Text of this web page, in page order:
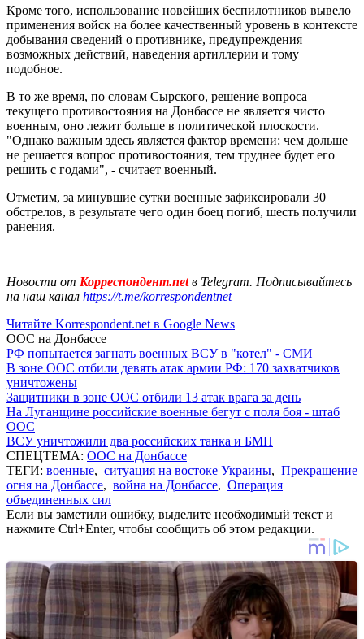
Кроме того, использование новейших беспилотников вывело
применения войск на более качественный уровень в контексте
добывания сведений о противнике, предупреждения
возможных действий, наведения артиллерии и тому
подобное.
В то же время, по словам Сырского, решение вопроса
текущего противостояния на Донбассе не является чисто
военным, оно лежит больше в политической плоскости.
"Однако важным здесь является фактор времени: чем дольше
не решается вопрос противостояния, тем труднее будет его
решить с годами", - считает военный.
Отметим, за минувшие сутки военные зафиксировали 30
обстрелов, в результате чего один боец погиб, шесть получили
ранения.
Новости от Корреспондент.netв Telegram. Подписывайтесь
на наш канал https://t.me/korrespondentnet
Читайте Korrespondent.net в Google News
ООС на Донбассе
РФ попытается загнать военных ВСУ в "котел" - СМИ
В зоне ООС отбили девять атак армии РФ: 170 захватчиков
уничтожены
Защитники в зоне ООС отбили 13 атак врага за день
На Луганщине российские военные бегут с поля боя - штаб
ООС
ВСУ уничтожили два российских танка и БМП
СПЕЦТЕМА: ООС на Донбассе
ТЕГИ: военные, ситуация на востоке Украины, Прекращение
огня на Донбассе, война на Донбассе, Операция
объединенных сил
Если вы заметили ошибку, выделите необходимый текст и
нажмите Ctrl+Enter, чтобы сообщить об этом редакции.